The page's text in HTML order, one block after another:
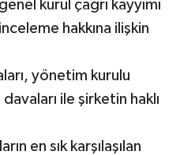
kurul çağrı kayyımı
hakkına ilişkin
yönetim kurulu
ile şirketin haklı
en sık karşılaşılan